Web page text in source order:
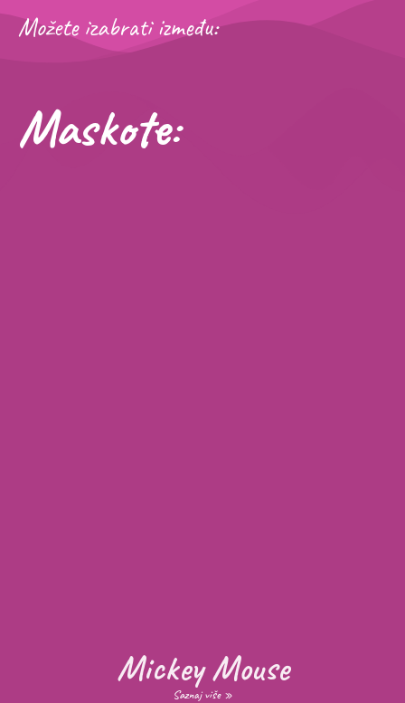
Možete izabrati između:
Maskote:
Mickey Mouse
Saznaj više »